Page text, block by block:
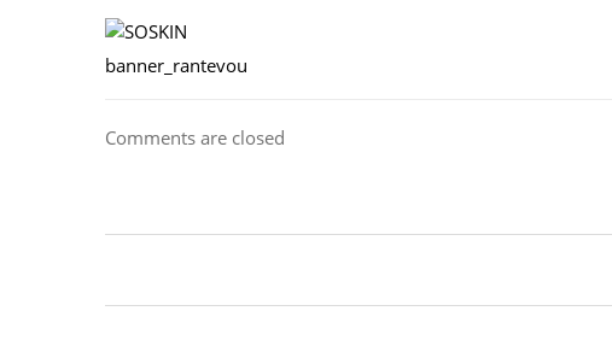
banner_rantevou
Comments are closed